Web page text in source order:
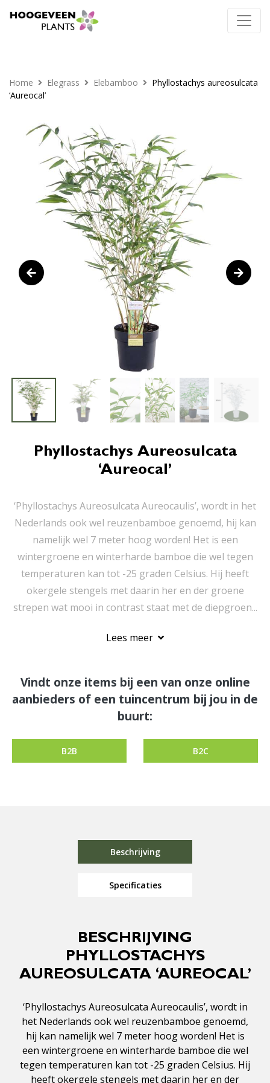
Home Elegrass Elebamboo
Phyllostachys aureosulcata
‘Aureocal’
Phyllostachys Aureosulcata
‘Aureocal’
‘Phyllostachys Aureosulcata Aureocaulis’, wordt in het
Nederlands ook wel reuzenbamboe genoemd, hij kan
namelijk wel 7 meter hoog worden! Het is een
wintergroene en winterharde bamboe die wel tegen
temperaturen kan tot -25 graden Celsius. Hij heeft
okergele stengels met daarin her en der groene
strepen wat mooi in contrast staat met de diepgroen...
Lees meer
Vindt onze items bij een van onze online
aanbieders of een tuincentrum bij jou in de
buurt:
B2B B2C
Beschrijving
Specificaties
BESCHRIJVING
PHYLLOSTACHYS
AUREOSULCATA ‘AUREOCAL’
‘Phyllostachys Aureosulcata Aureocaulis’, wordt in
het Nederlands ook wel reuzenbamboe genoemd,
hij kan namelijk wel 7 meter hoog worden! Het is
een wintergroene en winterharde bamboe die wel
tegen temperaturen kan tot -25 graden Celsius. Hij
heeft okergele stengels met daarin her en der